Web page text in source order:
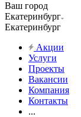
Ваш город
Екатеринбург
Екатеринбург
Акции
Услуги
Проекты
Вакансии
Компания
Контакты
...